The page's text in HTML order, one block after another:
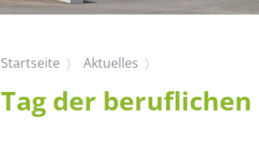
Startseite Aktuelles
Tag der